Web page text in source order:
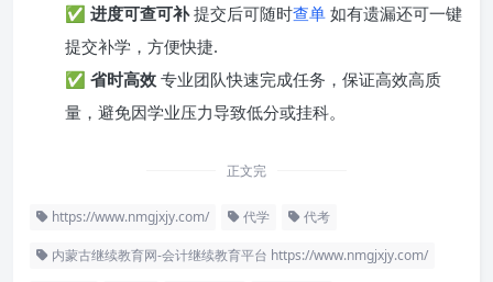
✅ 进度可查可补提交后可随时查单 如有遗漏还可一键
提交补学，方便快捷.
✅ 省时高效 专业团队快速完成任务，保证高效高质
量，避免因学业压力导致低分或挂科。
正文完
https://www.nmgjxjy.com/ 代学 代考
内蒙古继续教育网-会计继续教育平台 https://www.nmgjxjy.com/